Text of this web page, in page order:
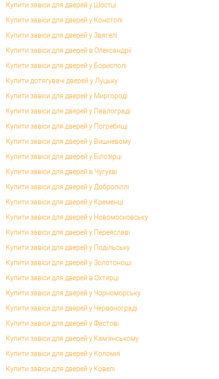
Купити завіси для дверей у Шостці
Купити завіси для дверей у Конотопі
Купити завіси для дверей у Звягелі
Купити завіси для дверей в Олександрії
Купити завіси для дверей у Борисполі
Купити дотягувачі дверей у Луцьку
Купити завіси для дверей у Миргороді
Купити завіси для дверей у Павлограді
Купити завіси для дверей у Погребищі
Купити завіси для дверей у Вишневому
Купити завіси для дверей у Білозірці
Купити завіси для дверей в Чугуєві
Купити завіси для дверей у Добропіллі
Купити завіси для дверей у Кременці
Купити завіси для дверей у Новомосковську
Купити завіси для дверей у Переяславі
Купити завіси для дверей у Подільську
Купити завіси для дверей у Золотоноші
Купити завіси для дверей в Охтирці
Купити завіси для дверей у Чорноморську
Купити завіси для дверей у Червонограді
Купити завіси для дверей у Фастові
Купити завіси для дверей у Кам'янському
Купити завіси для дверей у Коломиї
Купити завіси для дверей у Ковелі